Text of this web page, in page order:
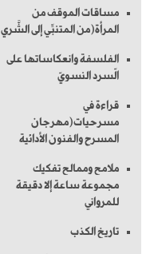
مساقات الموقف من
المرأة(من المتنبِّي إلى الشَّري
الفلسفة وانعكاساتها على
الّسرد النسويّ
قراءة في
مسرحيات(مهرجان
المسرح والفنون الأدائية
ملامح وممالح تفكيك
مجموعة ساعة إلا دقيقة
للمرواني
تاريخ الكذب